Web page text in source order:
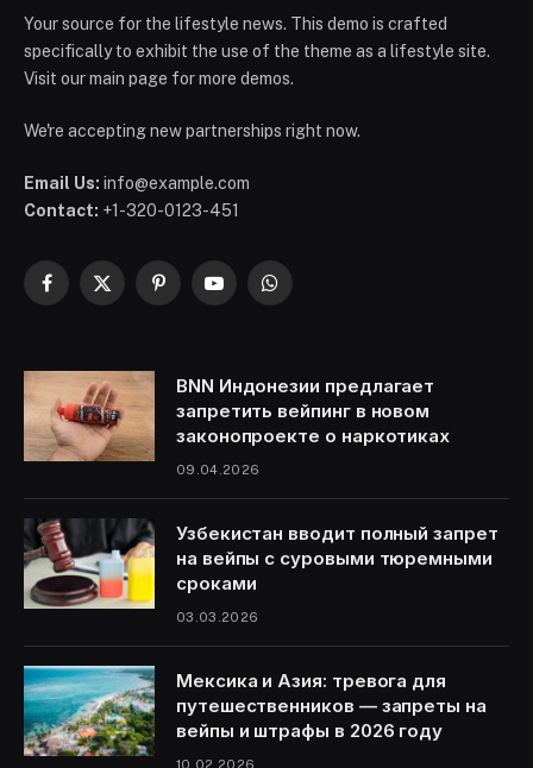
Your source for the lifestyle news. This demo is crafted
specifically to exhibit the use of the theme as a lifestyle site.
Visit our main page for more demos.
We're accepting new partnerships right now.
Email Us: info@example.com
Contact: +1-320-0123-451
Facebook
X
PinterestYouTubeWhatsApp
BNN Индонезии предлагает
запретить вейпинг в новом
законопроекте о наркотиках
09.04.2026
Узбекистан вводит полный запрет
на вейпы с суровыми тюремными
сроками
03.03.2026
Мексика и Азия: тревога для
путешественников — запреты на
вейпы и штрафы в 2026 году
10.02.2026